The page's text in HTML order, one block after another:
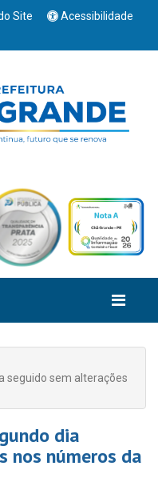
Site
Acessibilidade
seguido sem alterações
dia
nos números da